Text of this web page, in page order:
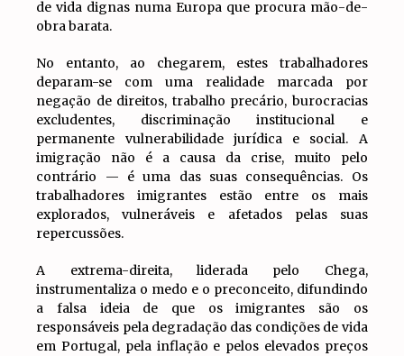
de vida dignas numa Europa que procura mão-de-
obra barata.
No entanto, ao chegarem, estes trabalhadores
deparam-se com uma realidade marcada por
negação de direitos, trabalho precário, burocracias
excludentes, discriminação institucional e
permanente vulnerabilidade jurídica e social. A
imigração não é a causa da crise, muito pelo
contrário — é uma das suas consequências. Os
trabalhadores imigrantes estão entre os mais
explorados, vulneráveis e afetados pelas suas
repercussões.
A extrema-direita, liderada pelo Chega,
instrumentaliza o medo e o preconceito, difundindo
a falsa ideia de que os imigrantes são os
responsáveis pela degradação das condições de vida
em Portugal, pela inflação e pelos elevados preços